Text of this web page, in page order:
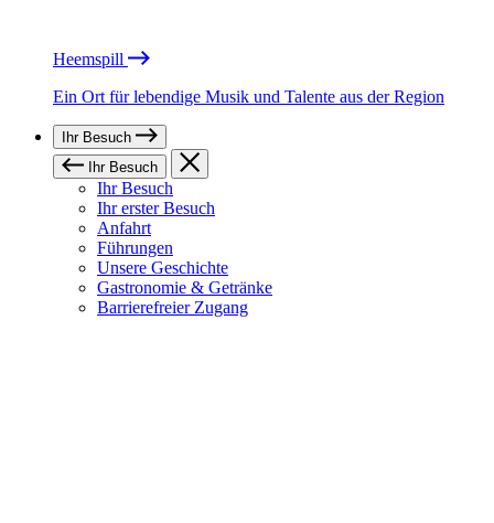
Heemspill
Ein Ort für lebendige Musik und Talente aus der Region
Ihr Besuch
Ihr Besuch
Ihr Besuch
Ihr erster Besuch
Anfahrt
Führungen
Unsere Geschichte
Gastronomie & Getränke
Barrierefreier Zugang